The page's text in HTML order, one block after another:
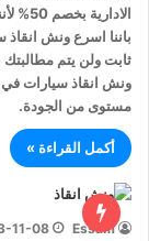
باننا اسرع ونش انقاذ
ونش انقاذ سيارات في
مستوى من الجودة.
أكمل القراءة »
Essam
11-08